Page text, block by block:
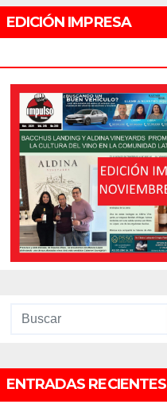
EDICIÓN IMPRESA
ENTRADAS RECIENTES